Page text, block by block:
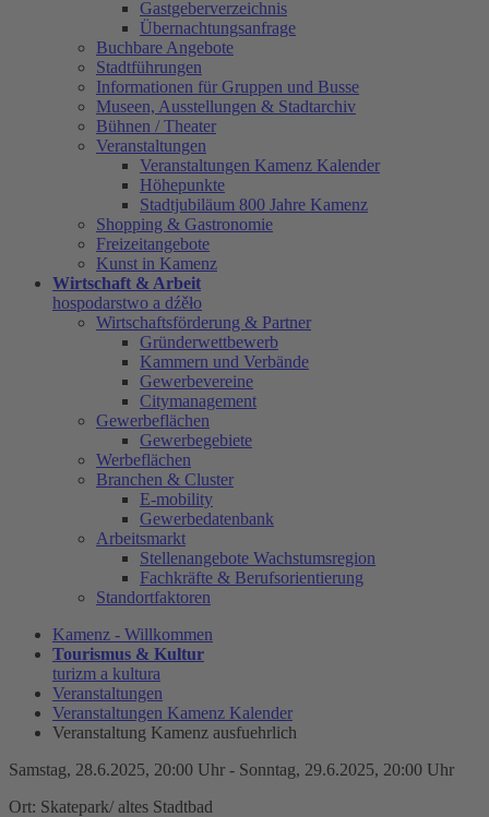
Gastgeberverzeichnis
Übernachtungsanfrage
Buchbare Angebote
Stadtführungen
Informationen für Gruppen und Busse
Museen, Ausstellungen & Stadtarchiv
Bühnen / Theater
Veranstaltungen
Veranstaltungen Kamenz Kalender
Höhepunkte
Stadtjubiläum 800 Jahre Kamenz
Shopping & Gastronomie
Freizeitangebote
Kunst in Kamenz
Wirtschaft & Arbeit
hospodarstwo a dźěło
Wirtschaftsförderung & Partner
Gründerwettbewerb
Kammern und Verbände
Gewerbevereine
Citymanagement
Gewerbeflächen
Gewerbegebiete
Werbeflächen
Branchen & Cluster
E-mobility
Gewerbedatenbank
Arbeitsmarkt
Stellenangebote Wachstumsregion
Fachkräfte & Berufsorientierung
Standortfaktoren
Kamenz - Willkommen
Tourismus & Kultur
turizm a kultura
Veranstaltungen
Veranstaltungen Kamenz Kalender
Veranstaltung Kamenz ausfuehrlich
Samstag, 28.6.2025, 20:00 Uhr - Sonntag, 29.6.2025, 20:00 Uhr
Ort: Skatepark/ altes Stadtbad